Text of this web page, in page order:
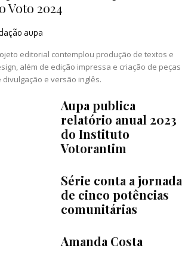
Voto 2024
aupa
editorial contemplou produção de textos e
além de edição impressa e criação de peças
divulgação e versão inglês.
Aupa publica
relatório anual 2023
do Instituto
Votorantim
Série conta a jornada
de cinco potências
comunitárias
Amanda Costa